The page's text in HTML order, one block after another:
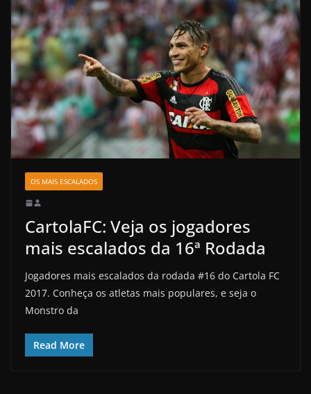
OS MAIS ESCALADOS
CartolaFC: Veja os jogadores
mais escalados da 16ª Rodada
Jogadores mais escalados da rodada #16 do Cartola FC
2017. Conheça os atletas mais populares, e seja o
Monstro da
Read More